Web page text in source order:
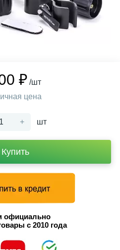
₽ /шт
цена
+ шт
Купить
официально
с 2010 года